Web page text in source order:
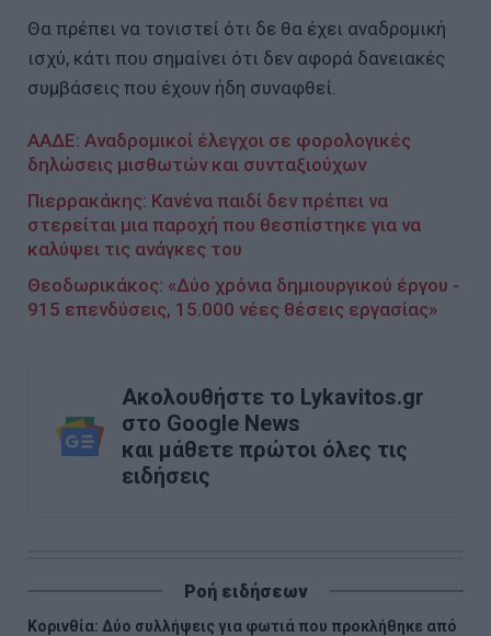
Θα πρέπει να τονιστεί ότι δε θα έχει αναδρομική
ισχύ, κάτι που σημαίνει ότι δεν αφορά δανειακές
συμβάσεις που έχουν ήδη συναφθεί.
ΑΑΔΕ: Αναδρομικοί έλεγχοι σε φορολογικές
δηλώσεις μισθωτών και συνταξιούχων
Πιερρακάκης: Κανένα παιδί δεν πρέπει να
στερείται μια παροχή που θεσπίστηκε για να
καλύψει τις ανάγκες του
Θεοδωρικάκος: «Δύο χρόνια δημιουργικού έργου -
915 επενδύσεις, 15.000 νέες θέσεις εργασίας»
Ακολουθήστε το Lykavitos.gr
στο Google News
και μάθετε πρώτοι όλες τις
ειδήσεις
Ροή ειδήσεων
Κορινθία: Δύο συλλήψεις για φωτιά που προκλήθηκε από